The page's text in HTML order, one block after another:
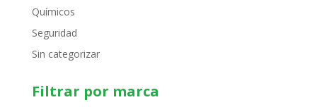
Químicos
Seguridad
Sin categorizar
Filtrar por marca